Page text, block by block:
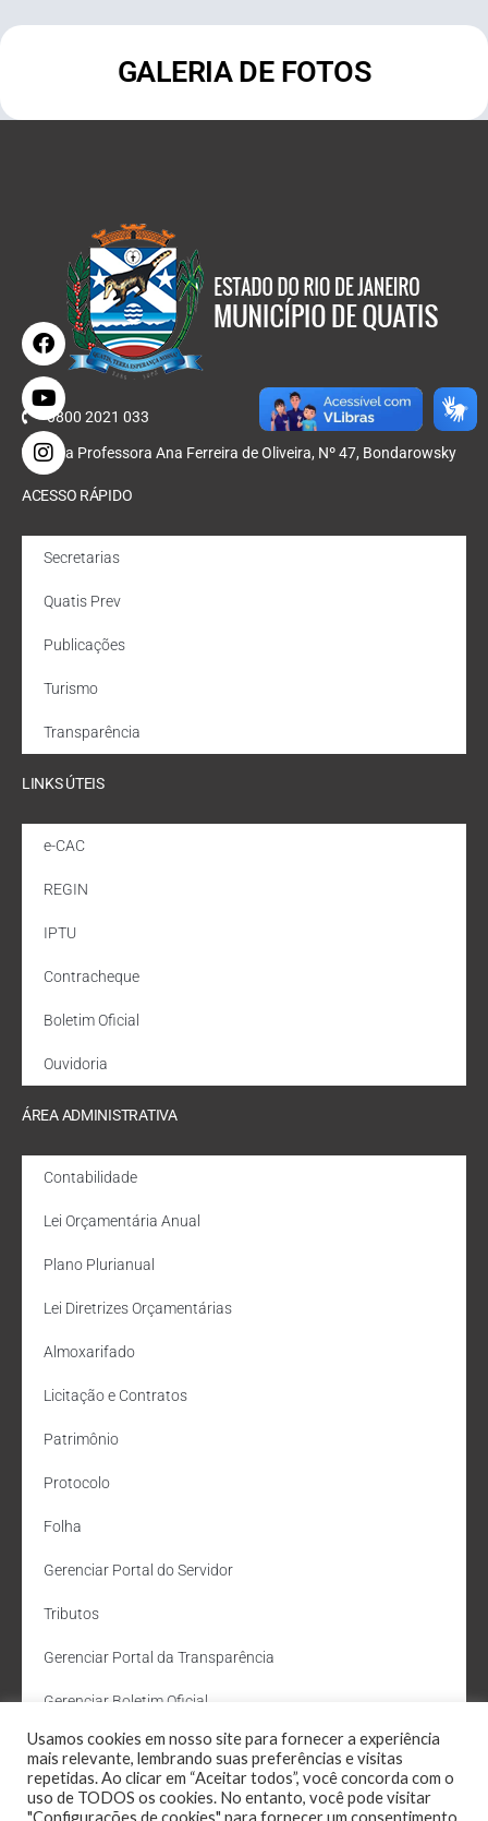
GALERIA DE FOTOS
0800 2021 033
Rua Professora Ana Ferreira de Oliveira, Nº 47, Bondarowsky
ACESSO RÁPIDO
Secretarias
Quatis Prev
Publicações
Turismo
Transparência
LINKS ÚTEIS
e-CAC
REGIN
IPTU
Contracheque
Boletim Oficial
Ouvidoria
ÁREA ADMINISTRATIVA
Contabilidade
Lei Orçamentária Anual
Plano Plurianual
Lei Diretrizes Orçamentárias
Almoxarifado
Licitação e Contratos
Patrimônio
Protocolo
Folha
Gerenciar Portal do Servidor
Tributos
Gerenciar Portal da Transparência
Gerenciar Boletim Oficial
Departamento de Água e Esgoto
Administração Site
Usamos cookies em nosso site para fornecer a experiência
mais relevante, lembrando suas preferências e visitas
repetidas. Ao clicar em “Aceitar todos”, você concorda com o
uso de TODOS os cookies. No entanto, você pode visitar
"Configurações de cookies" para fornecer um consentimento